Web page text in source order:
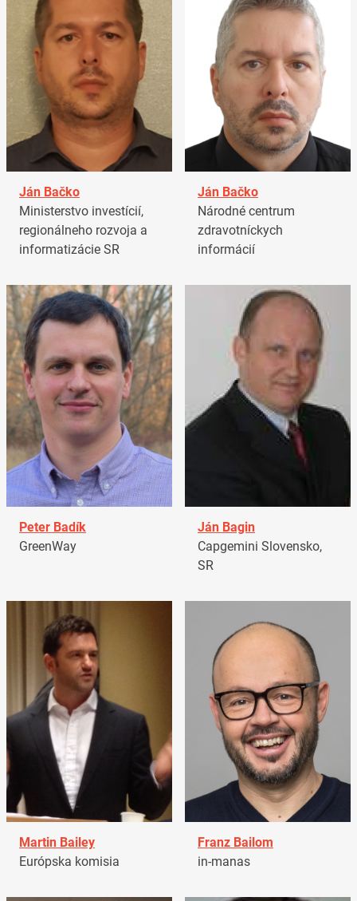
Ján Bačko
Ministerstvo investícií,
regionálneho rozvoja a
informatizácie SR
Ján Bačko
Národné centrum
zdravotníckych
informácií
Peter Badík
GreenWay
Ján Bagin
Capgemini Slovensko,
SR
Martin Bailey
Európska komisia
Franz Bailom
in-manas